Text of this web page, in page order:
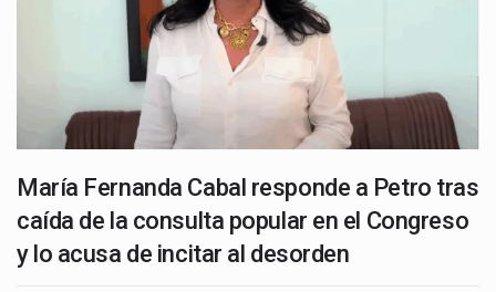
María Fernanda Cabal responde a Petro tras
caída de la consulta popular en el Congreso
y lo acusa de incitar al desorden